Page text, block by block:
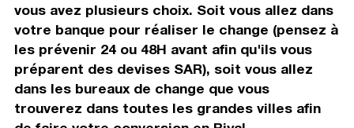
vous avez plusieurs choix. Soit vous allez dans
votre banque pour réaliser le change (pensez à
les prévenir 24 ou 48H avant afin qu'ils vous
préparent des devises SAR), soit vous allez
dans les bureaux de change que vous
trouverez dans toutes les grandes villes afin